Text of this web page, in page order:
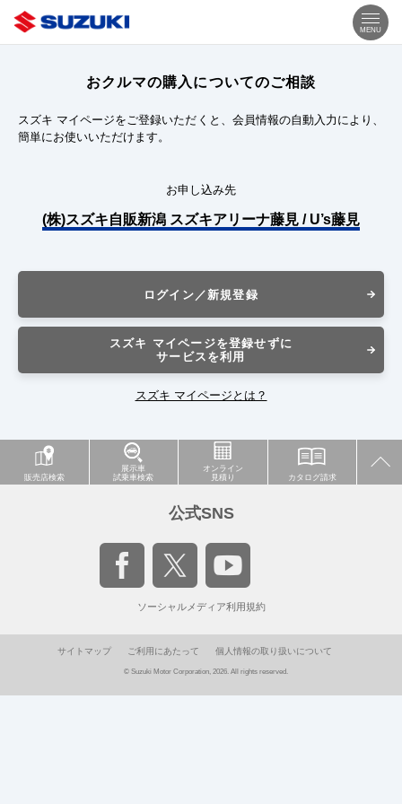
MENU
おクルマの購入についてのご相談
スズキ マイページをご登録いただくと、会員情報の自動入力により、
簡単にお使いいただけます。
お申し込み先
(株)スズキ自販新潟 スズキアリーナ藤見 / U’s藤見
ログイン／新規登録
スズキ マイページを登録せずに
サービスを利用
スズキ マイページとは？
販売店検索
展示車
試乗車検索
オンライン
見積り
カタログ請求
公式SNS
ソーシャルメディア利用規約
サイトマップ ご利用にあたって 個人情報の取り扱いについて
© Suzuki Motor Corporation, 2026. All rights reserved.